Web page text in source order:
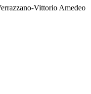
Vittorio Amedeo